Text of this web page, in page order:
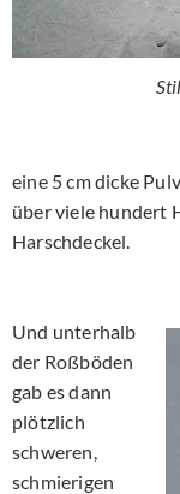
eine 5 cm dicke
über viele hundert
Harschdeckel.
Und unterhalb
der Roßböden
gab es dann
plötzlich
schweren,
schmierigen